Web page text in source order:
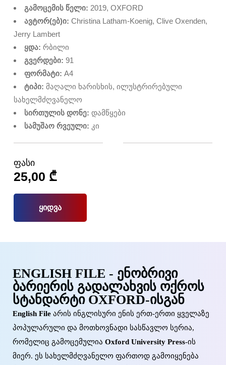
გამოცემის წელი: 2019, OXFORD
ავტორ(ებ)ი: Christina Latham-Koenig, Clive Oxenden,
Jerry Lambert
ყდა: რბილი
გვერდები: 91
ფორმატი: A4
ტიპი: მაღალი ხარისხის, ილუსტრირებული
სახელმძღვანელო
სირთულის დონე: დამწყები
სამუშაო რვეული: კი
ფასი
25,00 ₾
ყიდვა
ENGLISH FILE - ᲔᲜᲝᲑᲠᲘᲕᲘ
ᲑᲐᲠᲘᲔᲠᲘᲡ ᲒᲐᲓᲐᲚᲐᲮᲕᲘᲡ ᲝᲥᲠᲝᲡ
ᲡᲢᲐᲜᲓᲐᲠᲢᲘ OXFORD-ᲘᲡᲒᲐᲜ
English File არის ინგლისური ენის ერთ-ერთი ყველაზე
პოპულარული და მოთხოვნადი სასწავლო სერია,
რომელიც გამოცემულია Oxford University Press-ის
მიერ. ეს სახელმძღვანელო ფართოდ გამოიყენება